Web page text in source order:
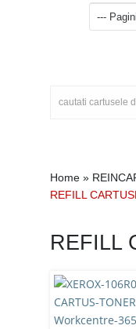
Home »
REFILL
REFILL